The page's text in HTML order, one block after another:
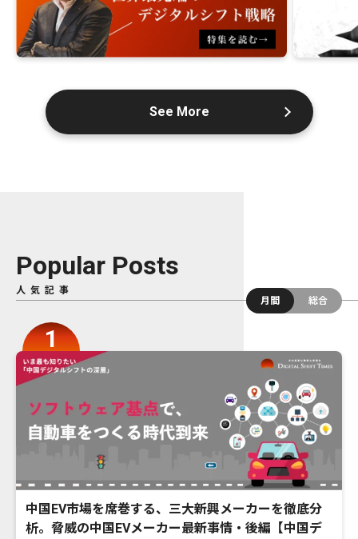
See More
Popular Posts
人気記事
月間
総合
中国EV市場を席巻する、三大新興メーカーを徹底分
析。脅威の中国EVメーカー最新事情・後編【中国デ